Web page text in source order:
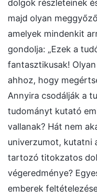
dolgok részleteinek
majd olyan
amelyek mindenkit
gondolja: „Ezek a
fantasztikusak!
ahhoz, hogy
Annyira csodálják a
tudományt kutató
vallanak? Hát nem
univerzumot, kutatni
tartozó titokzatos
végeredménye?
emberek